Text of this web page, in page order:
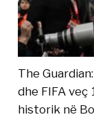
The
dhe FIFA
historik në